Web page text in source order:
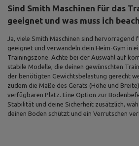
Sind Smith Maschinen für das
geeignet und was muss ich
Ja, viele Smith Maschinen sind hervorragend
geeignet und verwandeln dein Heim-Gym in
Trainingszone. Achte bei der Auswahl auf
stabile Modelle, die deinen gewünschten
der benötigten Gewichtsbelastung gerecht
zudem die Maße des Geräts (Höhe und
verfügbaren Platz. Eine Option zur
Stabilität und deine Sicherheit zusätzlich,
deinen Boden schützt und ein Verrutschen